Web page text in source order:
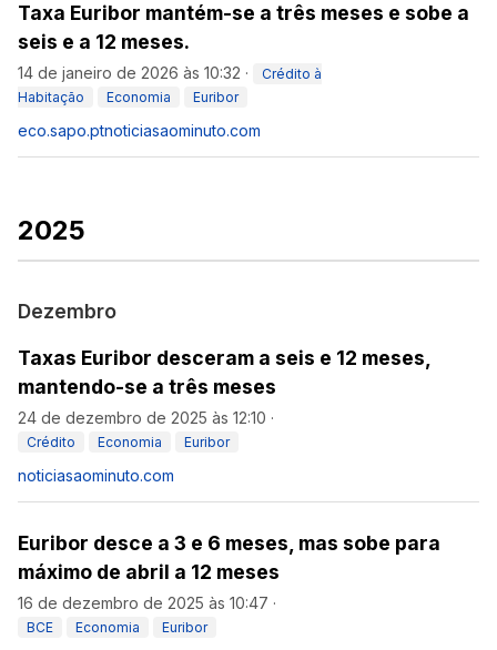
Taxa Euribor mantém-se a três meses e sobe a
seis e a 12 meses.
14 de janeiro de 2026 às 10:32 ·
Crédito à
Habitação
Economia Euribor
eco.sapo.ptnoticiasaominuto.com
2025
Dezembro
Taxas Euribor desceram a seis e 12 meses,
mantendo-se a três meses
24 de dezembro de 2025 às 12:10 ·
Crédito Economia Euribor
noticiasaominuto.com
Euribor desce a 3 e 6 meses, mas sobe para
máximo de abril a 12 meses
16 de dezembro de 2025 às 10:47 ·
BCE Economia Euribor